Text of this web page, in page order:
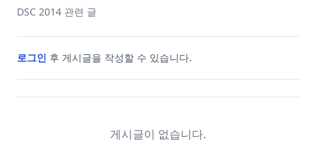
DSC 2014 관련 글
로그인 후 게시글을 작성할 수 있습니다.
게시글이 없습니다.